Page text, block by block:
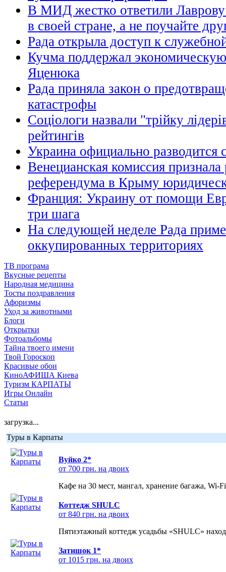
В МИД жестко ответили
в своей стране, а не поучайте
Рада открыла доступ к
Кучма поддержал
Яценюка
Рада приняла закон о
катастрофы
Соціологи назвали "трійку
рейтингів
Украина официально разводится
Венецианская комиссия признала
референдума в Крыму
Франция: Украину от помощи
три шага
На следующей неделе Рада
оккупированных территориях
ТВ програма
Вкусные рецепты
Народная медицина
Тосты поздравления
Афоризмы
Уход за животными
Блоги
Открытки
Фотоальбомы
Тайна твоего имени
Твой Гороскоп
Красивые обои
КиноАФИША Киева
Туризм КАРПАТЫ
Игры Онлайн
Статьи
загрузка...
Туры в Карпаты
Вуйко 2*
от 700 грн. на двоих
Кафе на 30 мест, мангал, хранение багажа, Wi-
Коттедж SHULC
от 840 грн. на двоих
Пятиэтажный коттедж усадьбы «SHULC»
Затишок 1*
от 1015 грн. на двоих